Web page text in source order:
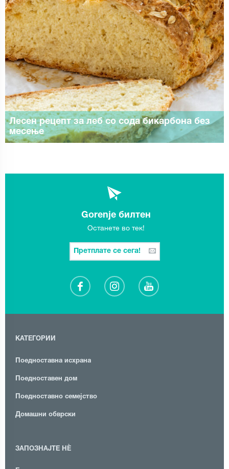
Лесен рецепт за леб со сода бикарбона без
месење
Gorenje билтен
Останете во тек!
Претплате се сега!
КАТЕГОРИИ
Поедноставна исхрана
Поедноставен дом
Поедноставно семејство
Домашни обврски
ЗАПОЗНАЈТЕ НЀ